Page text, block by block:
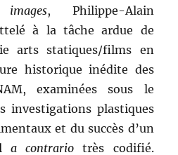
, Philippe-Alain
à la tâche ardue de
arts statiques/films en
historique inédite des
examinées sous le
investigations plastiques
et du succès d’un
a contrario très codifié.